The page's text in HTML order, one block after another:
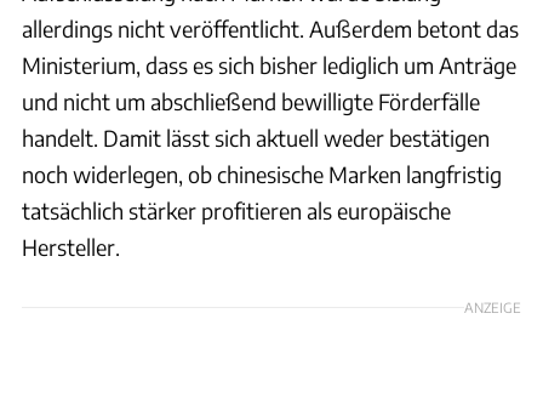
allerdings nicht veröffentlicht. Außerdem betont das
Ministerium, dass es sich bisher lediglich um Anträge
und nicht um abschließend bewilligte Förderfälle
handelt. Damit lässt sich aktuell weder bestätigen
noch widerlegen, ob chinesische Marken langfristig
tatsächlich stärker profitieren als europäische
Hersteller.
ANZEIGE